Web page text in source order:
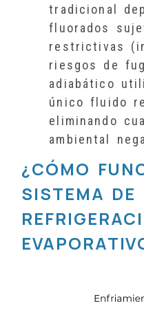
tradicional
fluorados
restrictivas
riesgos de
adiabático
único fluido
eliminando
ambiental
¿CÓMO
SISTEMA DE